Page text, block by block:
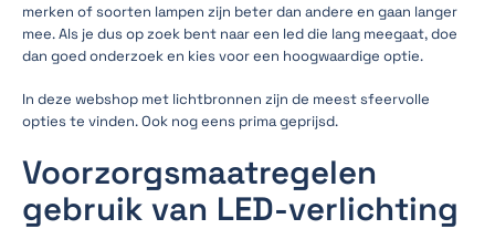
merken of soorten lampen zijn beter dan andere en gaan langer
mee. Als je dus op zoek bent naar een led die lang meegaat, doe
dan goed onderzoek en kies voor een hoogwaardige optie.
In deze webshop met lichtbronnen zijn de meest sfeervolle
opties te vinden. Ook nog eens prima geprijsd.
Voorzorgsmaatregelen
gebruik van LED-verlichting